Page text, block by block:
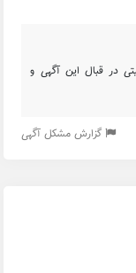
در قبال این آگهی و
گزارش مشکل آگهی